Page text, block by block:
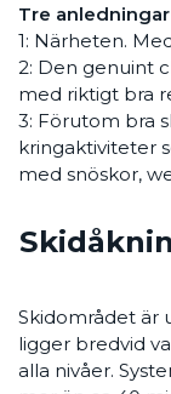
Tre
1: Närheten.
2: Den genuint
med riktigt bra
3: Förutom bra
kringaktiviteter
med snöskor,
Skidområdet är
ligger bredvid
alla nivåer.